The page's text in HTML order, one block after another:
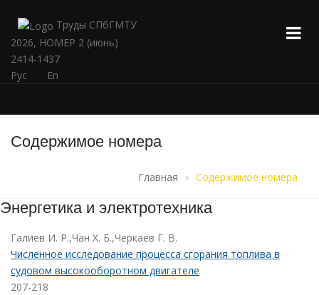
Труды СПбГМТУ
2026, НОМЕР 2 (июнь)
2414-1437
Рус
En
Содержимое номера
Главная Содержимое номера
Энергетика и электротехника
Галиев И. Р.,Чан Х. Б.,Черкаев Г. В.
Численное исследование процесса сгорания топлива в
судовом высокооборотном двигателе
207-218